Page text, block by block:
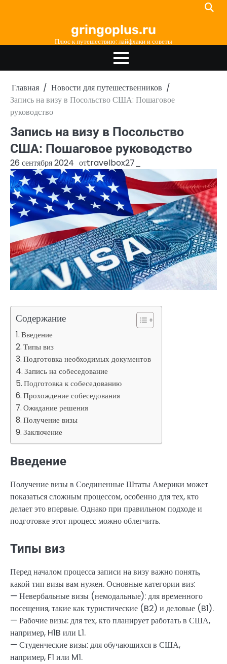
gringoplus.ru
Плюс к путешествию: лайфхаки и советы
Главная
Новости для путешественников
Запись на визу в Посольство США: Пошаговое
руководство
Запись на визу в Посольство
США: Пошаговое руководство
26 сентября 2024 отtravelbox27_
Содержание
Введение
Типы виз
Подготовка необходимых документов
Запись на собеседование
Подготовка к собеседованию
Прохождение собеседования
Ожидание решения
Получение визы
Заключение
Введение
Получение визы в Соединенные Штаты Америки может
показаться сложным процессом, особенно для тех, кто
делает это впервые. Однако при правильном подходе и
подготовке этот процесс можно облегчить.
Типы виз
Перед началом процесса записи на визу важно понять,
какой тип визы вам нужен. Основные категории виз:
— Невербальные визы (немодальные): для временного
посещения, такие как туристические (B2) и деловые (B1).
— Рабочие визы: для тех, кто планирует работать в США,
например, H1B или L1.
— Студенческие визы: для обучающихся в США,
например, F1 или M1.